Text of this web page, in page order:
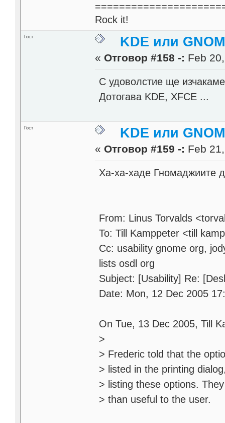
Rock it!
Гост KDE или
« Отговор #158 -: Feb
С удоволстие ще
Дотогава KDE, XFCE ...
Гост KDE или
« Отговор #159 -: Feb
Ха-ха-хаде Гномаджиите
From: Linus Torvalds
To: Till Kamppeter <till
Cc: usability gnome org,
lists osdl org
Subject: [Usability] Re:
Date: Mon, 12 Dec 2005
On Tue, 13 Dec 2005, Till
>
> Frederic told that the
> listed in the printing
> listing these options.
> than useful to the user.